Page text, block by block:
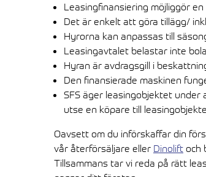
Leasingfinansiering möjliggör
Det är enkelt att göra tillägg/
Hyrorna kan anpassas till
Leasingavtalet belastar inte
Hyran är avdragsgill i
Den finansierade maskinen
SFS äger leasingobjektet
utse en köpare till
Oavsett om du införskaffar din
vår återförsäljare eller Dinolift och
Tillsammans tar vi reda på rätt